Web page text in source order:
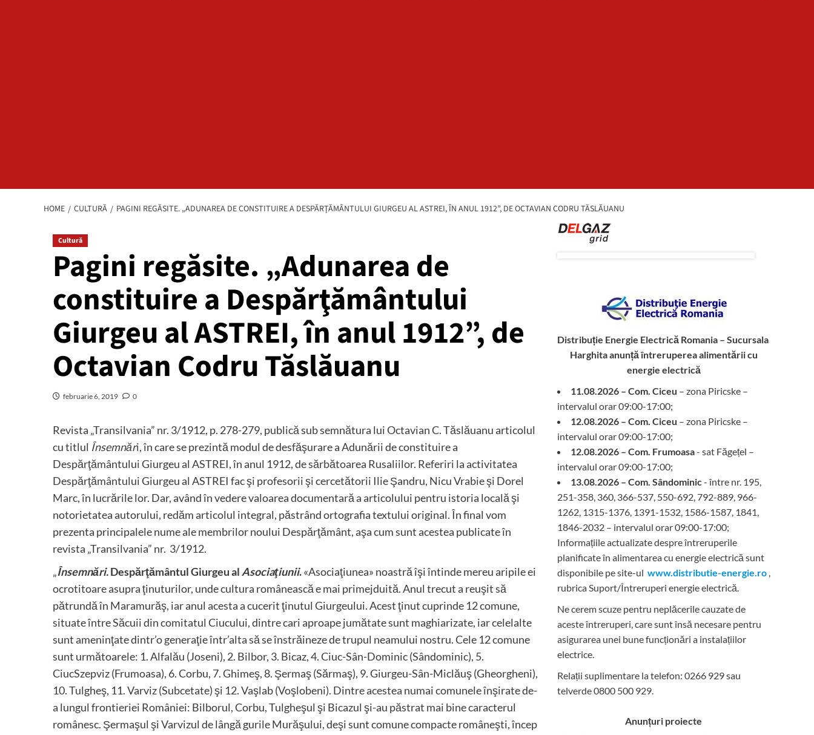
HOME CULTURĂ PAGINI REGĂSITE. „ADUNAREA DE CONSTITUIRE A DESPĂRŢĂMÂNTULUI GIURGEU AL ASTREI, ÎN ANUL 1912”, DE OCTAVIAN CODRU TĂSLĂUANU
Cultură
Pagini regăsite. „Adunarea de
constituire a Despărţământului
Giurgeu al ASTREI, în anul 1912”, de
Octavian Codru Tăslăuanu
februarie 6, 2019 0
Revista „Transilvania” nr. 3/1912, p. 278-279, publică sub semnătura lui Octavian C. Tăslăuanu articolul
cu titlul Însemnări, în care se prezintă modul de desfăşurare a Adunării de constituire a
Despărţământului Giurgeu al ASTREI, în anul 1912, de sărbătoarea Rusaliilor. Referiri la activitatea
Despărţământului Giurgeu al ASTREI fac şi profesorii şi cercetătorii Ilie Şandru, Nicu Vrabie şi Dorel
Marc, în lucrările lor. Dar, având în vedere valoarea documentară a articolului pentru istoria locală şi
notorietatea autorului, redăm articolul integral, păstrând ortografia textului original. În final vom
prezenta principalele nume ale membrilor noului Despărţământ, aşa cum sunt acestea publicate în
revista „Transilvania” nr. 3/1912.
„Însemnări.Despărţământul Giurgeu al Asociaţiunii.«Asociaţiunea» noastră îşi întinde mereu aripile ei
ocrotitoare asupra ţinuturilor, unde cultura românească e mai primejduită. Anul trecut a reuşit să
pătrundă în Maramurăş, iar anul acesta a cucerit ţinutul Giurgeului. Acest ţinut cuprinde 12 comune,
situate între Săcuii din comitatul Ciucului, dintre cari aproape jumătate sunt maghiarizate, iar celelalte
sunt ameninţate dintr’o generaţie într’alta să se înstrăineze de trupul neamului nostru. Cele 12 comune
sunt următoarele: 1. Alfalău (Joseni), 2. Bilbor, 3. Bicaz, 4. Ciuc-Sân-Dominic (Sândominic), 5.
CiucSzepviz (Frumoasa), 6. Corbu, 7. Ghimeş, 8. Şermaş (Sărmaş), 9. Giurgeu-Sân-Miclăuş (Gheorgheni),
10. Tulgheş, 11. Varviz (Subcetate) şi 12. Vaşlab (Voşlobeni). Dintre acestea numai comunele înşirate de-
a lungul frontieriei României: Bilborul, Corbu, Tulgheşul şi Bicazul şi-au păstrat mai bine caracterul
românesc. Şermaşul şi Varvizul de lângă gurile Murăşului, deşi sunt comune compacte româneşti, încep
Distribuție Energie Electrică Romania – Sucursala
Harghitaanunță întreruperea alimentării cu
energie electrică
11.08.2026 – Com. Ciceu – zona Piricske –
intervalul orar 09:00-17:00;
12.08.2026 – Com. Ciceu – zona Piricske –
intervalul orar 09:00-17:00;
12.08.2026 – Com. Frumoasa- sat Făgețel –
intervalul orar 09:00-17:00;
13.08.2026 – Com. Sândominic- între nr. 195,
251-358, 360, 366-537, 550-692, 792-889, 966-
1262, 1315-1376, 1391-1532, 1586-1587, 1841,
1846-2032 – intervalul orar 09:00-17:00;
Informațiile actualizate despre întreruperile
planificate în alimentarea cu energie electrică sunt
disponibile pe site-ul www.distributie-energie.ro ,
rubrica Suport/Întreruperi energie electrică.
Ne cerem scuze pentru neplăcerile cauzate de
aceste întreruperi, care sunt însă necesare pentru
asigurarea unei bune funcționări a instalațiilor
electrice.
Relații suplimentare la telefon: 0266 929 sau
telverde 0800 500 929.
Anunțuri proiecte